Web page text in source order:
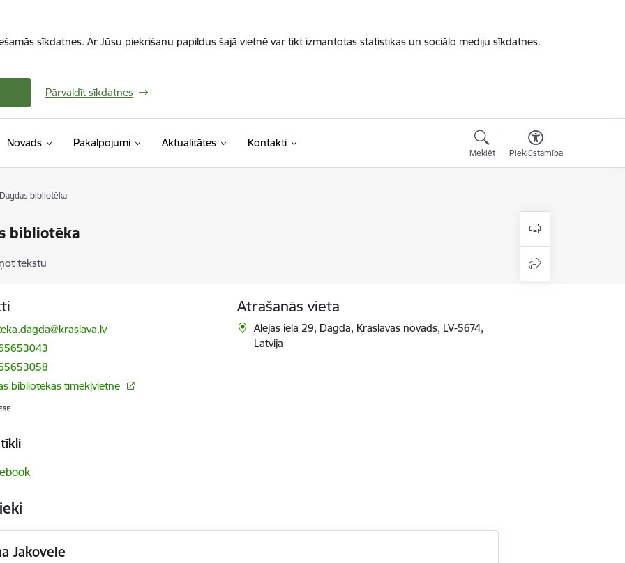
sīkdatnes. Ar Jūsu piekrišanu papildus šajā vietnē var tikt izmantotas statistikas un sociālo mediju sīkdatnes.
Pārvaldīt sīkdatnes
Novads Pakalpojumi Aktualitātes Kontakti
Meklēt Piekļūstamība
Dagdas bibliotēka
bibliotēka
tekstu
bibliotēkas tīmekļvietne
Atrašanās vieta
Alejas iela 29, Dagda, Krāslavas novads, LV-5674,
Latvija
Jakovele